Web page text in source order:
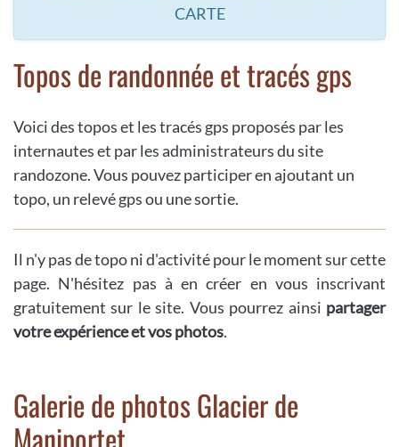
CARTE
Topos de randonnée et tracés gps
Voici des topos et les tracés gps proposés par les
internautes et par les administrateurs du site
randozone. Vous pouvez participer en ajoutant un
topo, un relevé gps ou une sortie.
Il n'y pas de topo ni d'activité pour le moment sur cette
page. N'hésitez pas à en créer en vous inscrivant
gratuitement sur le site. Vous pourrez ainsi partager
votre expérience et vos photos.
Galerie de photos Glacier de
Maniportet